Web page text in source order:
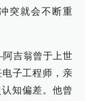
突就会不断重
吉翁曾于上世
子工程师，亲
知偏差。他曾